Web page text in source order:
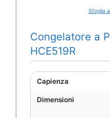
Sfoglia
Congelatore a
HCE519R
Capienza
Dimensioni